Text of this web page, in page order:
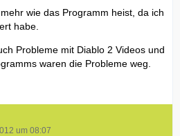
wie das Programm heist, da ich
habe.
Probleme mit Diablo 2 Videos und
waren die Probleme weg.
um 08:07